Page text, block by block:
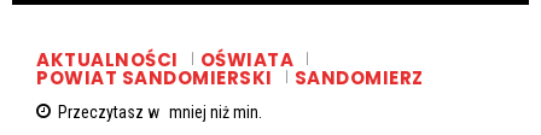
AKTUALNOŚCI OŚWIATA
POWIAT SANDOMIERSKI SANDOMIERZ
Przeczytasz w mniej niżmin.